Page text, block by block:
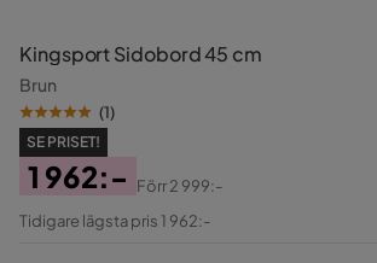
Kingsport Sidobord 45 cm
Brun
(1)
SE PRISET!
Pris
1 962:-
Original
Förr2 999:-
Tidigare lägsta pris 1 962:-